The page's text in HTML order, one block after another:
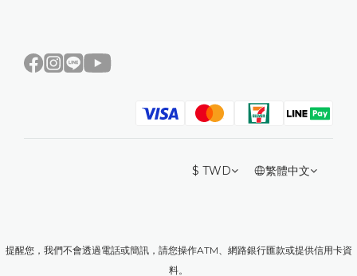
$ TWD 繁體中文
提醒您，我們不會透過電話或簡訊，請您操作ATM、網路銀行匯款或提供信用卡資
料。